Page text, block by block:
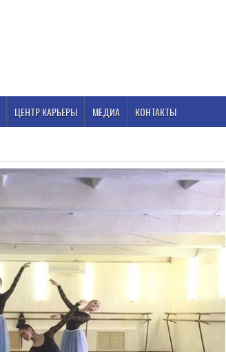
ЦЕНТР КАРЬЕРЫ МЕДИА КОНТАКТЫ